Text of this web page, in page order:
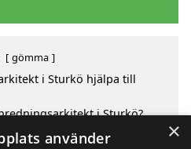
gömma
i Sturkö hjälpa till
i Sturkö?
i Sturkö
×
använder